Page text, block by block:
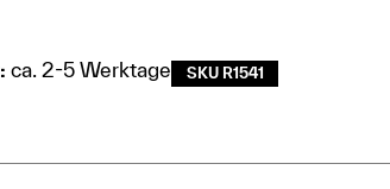
ca. 2-5 Werktage SKU R1541